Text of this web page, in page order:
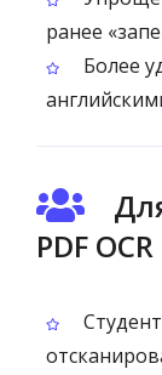
ранее
Более
PDF OCR